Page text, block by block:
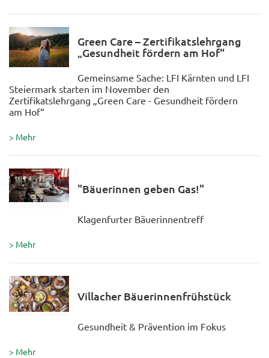
Green Care – Zertifikatslehrgang
„Gesundheit fördern am Hof“
Gemeinsame Sache: LFI Kärnten und LFI
Steiermark starten im November den
Zertifikatslehrgang „Green Care - Gesundheit fördern
am Hof“
> Mehr
"Bäuerinnen geben Gas!"
Klagenfurter Bäuerinnentreff
> Mehr
Villacher Bäuerinnenfrühstück
Gesundheit & Prävention im Fokus
> Mehr